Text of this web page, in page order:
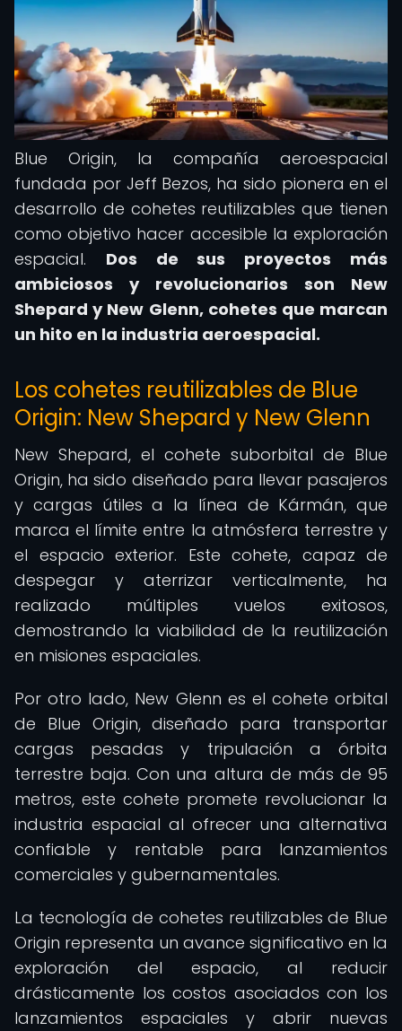
Blue Origin, la compañía aeroespacial
fundada por Jeff Bezos, ha sido pionera en el
desarrollo de cohetes reutilizables que tienen
como objetivo hacer accesible la exploración
espacial. Dos de sus proyectos más
ambiciosos y revolucionarios son New
Shepard y New Glenn, cohetes que marcan
un hito en la industria aeroespacial.
Los cohetes reutilizables de Blue
Origin: New Shepard y New Glenn
New Shepard, el cohete suborbital de Blue
Origin, ha sido diseñado para llevar pasajeros
y cargas útiles a la línea de Kármán, que
marca el límite entre la atmósfera terrestre y
el espacio exterior. Este cohete, capaz de
despegar y aterrizar verticalmente, ha
realizado múltiples vuelos exitosos,
demostrando la viabilidad de la reutilización
en misiones espaciales.
Por otro lado, New Glenn es el cohete orbital
de Blue Origin, diseñado para transportar
cargas pesadas y tripulación a órbita
terrestre baja. Con una altura de más de 95
metros, este cohete promete revolucionar la
industria espacial al ofrecer una alternativa
confiable y rentable para lanzamientos
comerciales y gubernamentales.
La tecnología de cohetes reutilizables de Blue
Origin representa un avance significativo en la
exploración del espacio, al reducir
drásticamente los costos asociados con los
lanzamientos espaciales y abrir nuevas